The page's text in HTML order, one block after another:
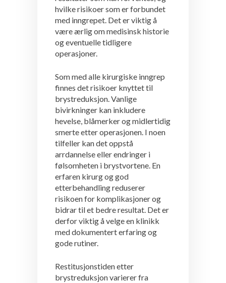
hvilke risikoer som er forbundet
med inngrepet. Det er viktig å
være ærlig om medisinsk historie
og eventuelle tidligere
operasjoner.
Som med alle kirurgiske inngrep
finnes det risikoer knyttet til
brystreduksjon. Vanlige
bivirkninger kan inkludere
hevelse, blåmerker og midlertidig
smerte etter operasjonen. I noen
tilfeller kan det oppstå
arrdannelse eller endringer i
følsomheten i brystvortene. En
erfaren kirurg og god
etterbehandling reduserer
risikoen for komplikasjoner og
bidrar til et bedre resultat. Det er
derfor viktig å velge en klinikk
med dokumentert erfaring og
gode rutiner.
Restitusjonstiden etter
brystreduksjon varierer fra